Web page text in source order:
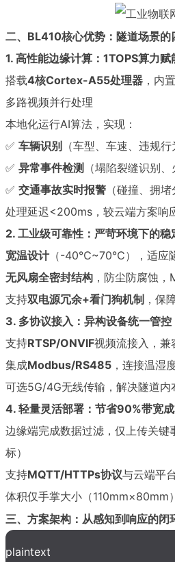
二、BL410核心优势：隧道场景的
1. 高性能边缘计算：1TOPS算力
搭载4核Cortex-A55处理器 ，内
多路视频并行处理
本地化运行AI算法，实现：
✅ 车辆识别
（车型、车速、违规行
✅ 异常事件检测
（塌陷裂缝识别、
✅ 交通事故实时报警 （碰撞、拥堵
处理延迟<200ms，较云端方案响
2. 工业级可靠性：严苛环境下的稳
宽温设计（-40℃~70℃），适应
无风扇全密封结构 ，防尘防腐蚀
支持双电源冗余+看门狗机制 ，保
3. 多协议接入：异构设备统一管控
支持RTSP/ONVIF视频流接入，兼
集成Modbus/RS485 ，连接温湿
可选5G/4G无线传输，解决隧道内
4. 轻量灵活部署：节省90%带宽
边缘端完成数据过滤，仅上传关键
标）
支持MQTT/HTTPs协议与云端平
体积仅手掌大小（110mm×80mm
三、方案架构：从感知到响应的闭
plaintext